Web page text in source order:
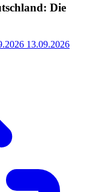
Die
13.09.2026